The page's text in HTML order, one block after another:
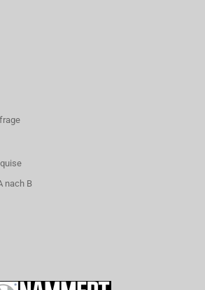
nach B